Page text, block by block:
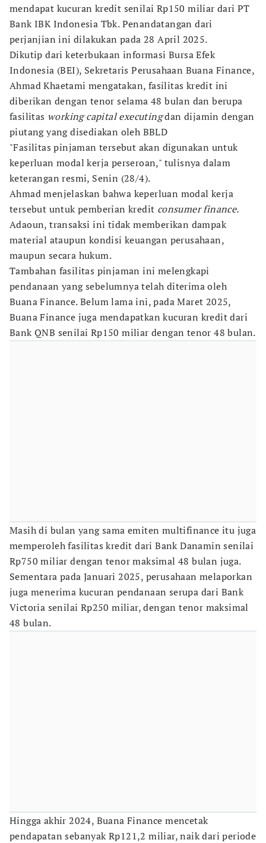
mendapat kucuran kredit senilai Rp150 miliar dari PT
Bank IBK Indonesia Tbk. Penandatangan dari
perjanjian ini dilakukan pada 28 April 2025.
Dikutip dari keterbukaan informasi Bursa Efek
Indonesia (BEI), Sekretaris Perusahaan Buana Finance,
Ahmad Khaetami mengatakan, fasilitas kredit ini
diberikan dengan tenor selama 48 bulan dan berupa
fasilitas working capital executingdan dijamin dengan
piutang yang disediakan oleh BBLD
"Fasilitas pinjaman tersebut akan digunakan untuk
keperluan modal kerja perseroan," tulisnya dalam
keterangan resmi, Senin (28/4).
Ahmad menjelaskan bahwa keperluan modal kerja
tersebut untuk pemberian kredit consumer finance.
Adaoun, transaksi ini tidak memberikan dampak
material ataupun kondisi keuangan perusahaan,
maupun secara hukum.
Tambahan fasilitas pinjaman ini melengkapi
pendanaan yang sebelumnya telah diterima oleh
Buana Finance. Belum lama ini, pada Maret 2025,
Buana Finance juga mendapatkan kucuran kredit dari
Bank QNB senilai Rp150 miliar dengan tenor 48 bulan.
Masih di bulan yang sama emiten multifinance itu juga
memperoleh fasilitas kredit dari Bank Danamin senilai
Rp750 miliar dengan tenor maksimal 48 bulan juga.
Sementara pada Januari 2025, perusahaan melaporkan
juga menerima kucuran pendanaan serupa dari Bank
Victoria senilai Rp250 miliar, dengan tenor maksimal
48 bulan.
Hingga akhir 2024, Buana Finance mencetak
pendapatan sebanyak Rp121,2 miliar, naik dari periode